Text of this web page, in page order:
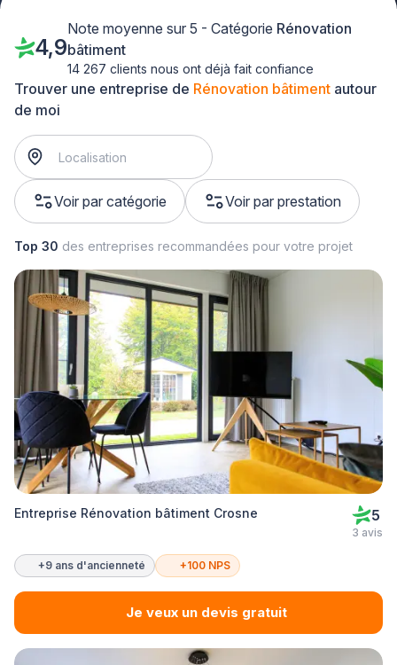
Trouver une entreprise de Rénovation bâtiment autour
de moi
Voir par catégorie Voir par prestation
4,9
Note moyenne sur 5 - Catégorie Rénovation
bâtiment
14 267 clients nous ont déjà fait confiance
Top 30 des entreprises recommandées pour votre projet
Entreprise Rénovation bâtiment Crosne 5
3 avis
+9 ans d'ancienneté +100 NPS
Je veux un devis gratuit